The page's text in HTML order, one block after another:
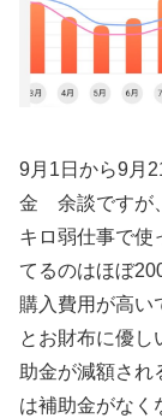
9月1日から9月
金 余談ですが
キロ弱仕事で使
てるのはほぼ
購入費用が高い
とお財布に優し
助金が減額され
は補助金がなく